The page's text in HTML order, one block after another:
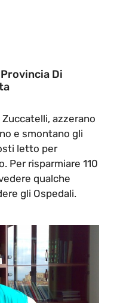
Di
Zuccatelli, azzerano
e smontano gli
letto per
Per risparmiare 110
qualche
gli Ospedali.